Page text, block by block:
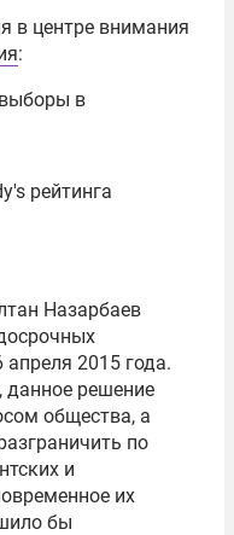
в центре внимания
:
в
рейтинга
Назарбаев
2015 года.
данное решение
общества, а
по
и
их
бы